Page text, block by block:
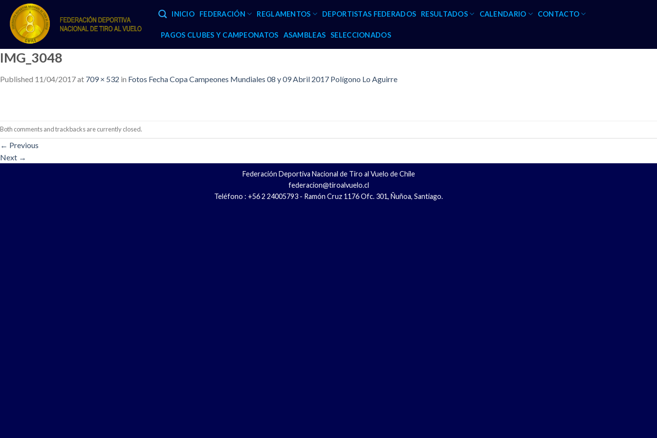
content
INICIO FEDERACIÓN REGLAMENTOS DEPORTISTAS FEDERADOS RESULTADOS CALENDARIO CONTACTO
PAGOS CLUBES Y CAMPEONATOS ASAMBLEAS SELECCIONADOS
IMG_3048
Published 11/04/2017at 709 × 532 in Fotos Fecha Copa Campeones Mundiales 08 y 09 Abril 2017 Polígono Lo Aguirre
Both comments and trackbacks are currently closed.
← Previous
Next →
Federación Deportiva Nacional de Tiro al Vuelo de Chile
federacion@tiroalvuelo.cl
Teléfono : +56 2 24005793 - Ramón Cruz 1176 Ofc. 301, Ñuñoa, Santiago.